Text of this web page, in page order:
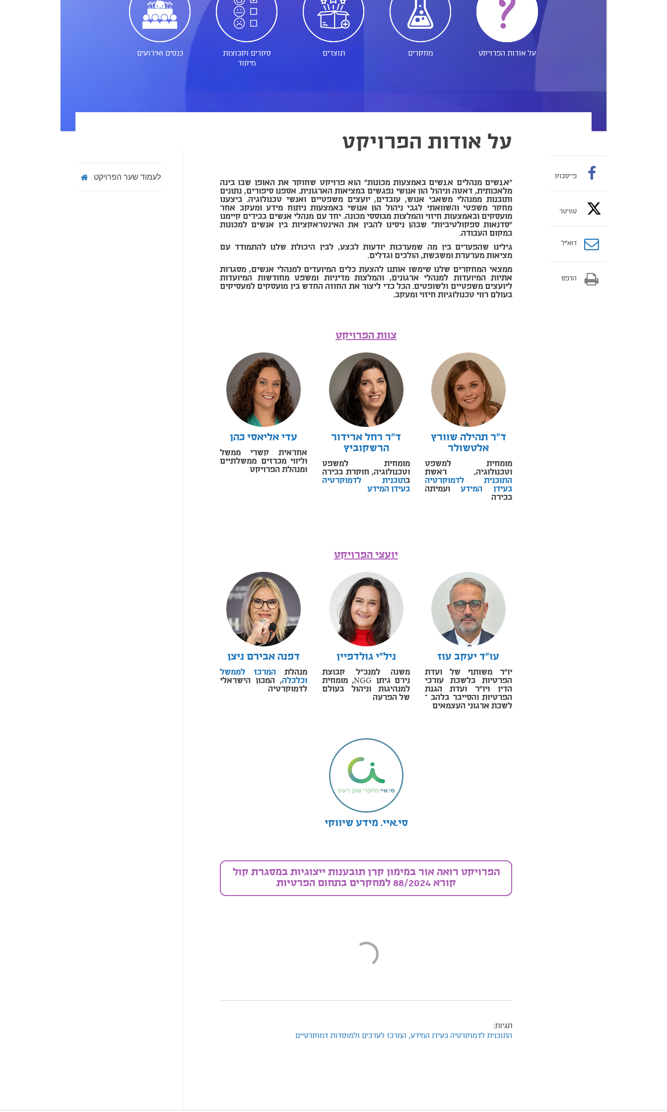
על אודות הפרויקט מחקרים תוצרים
סקרים וקבוצות
מיקוד
כנסים ואירועים
על אודות הפרויקט
"א.נשים מנהלים א.נשים באמצעות מכונות" הוא פרויקט שחוקר את האופן שבו בינה
מלאכותית, דאטה וניהול הון אנושי נפגשים במציאות הארגונית. אספנו סיפורים, נתונים
ותובנות ממנהלי משאבי אנוש, עובדים, יועצים משפטיים ואנשי טכנולוגיה. ביצענו
מחקר משפטי והשוואתי לגבי ניהול הון אנושי באמצעות ניתוח מידע ומעקב אחר
מועסקים ובאמצעות חיזוי והמלצות מבוססי מכונה. יחד עם מנהלי אנשים בכירים קיימנו
"סדנאות ספקולטיביות" שבהן ניסינו להבין את האינטראקציות בין אנשים למכונות
במקום העבודה.
גילינו שהפערים בין מה שמערכות יודעות לבצע, לבין היכולת שלנו להתמודד עם
מציאות מערערת ומשבשת, הולכים וגדלים.
ממצאי המחקרים שלנו שימשו אותנו להצעת כלים המיועדים למנהלי אנשים, מסגרות
אתיות המיועדות למנהלי ארגונים, והמלצות מדיניות ומשפט מחודשות המיועדות
ליועצים משפטיים ולשופטים. הכל כדי ליצור את החוזה החדש בין מועסקים למעסיקים
בעולם רווי טכנולוגיות חיזוי ומעקב.
צוות הפרויקט
ד"ר תהילה שוורץ
אלטשולר
מומחית למשפט
וטכנולוגיה, ראשת
התוכנית לדמוקרטיה
בעידן המידעועמיתה
בכירה
ד"ר רחל ארידור
הרשקוביץ
מומחית למשפט
וטכנולוגיה, חוקרת בכירה
בתוכנית לדמוקרטיה
בעידן המידע
עדי אליאסי כהן
אחראית קשרי ממשל
וליווי מכרזים ממשלתיים
ומנהלת הפרויקט
יועצי הפרויקט
עו"ד יעקב עוז
יו"ר משותף של ועדת
הפרטיות בלשכת עורכי
הדין ויו"ר ועדת הגנת
הפרטיות והסייבר בלהב –
לשכת ארגוני העצמאים
ניל"י גולדפיין
משנה למנכ"ל קבוצת
נירם גיתן NGG, מומחית
למנהיגות וניהול בעולם
של הפרעה
דפנה אבירם ניצן
מנהלת המרכז לממשל
וכלכלה, המכון הישראלי
לדמוקרטיה
סי.איי. מידע שיווקי
הפרויקט רואה אור במימון קרן תובענות ייצוגיות במסגרת קול
קורא 88/2024 למחקרים בתחום הפרטיות
תגיות:
התוכנית לדמוקרטיה בעידן המידע, המרכז לערכים ולמוסדות דמוקרטיים
פייסבוק
טוויטר
דוא”ל
הדפס
לעמוד שער הפרויקט